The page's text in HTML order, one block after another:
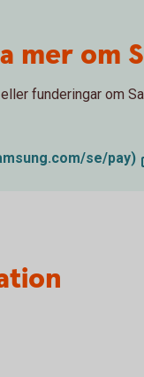
mer om
funderingar om
se/pay)